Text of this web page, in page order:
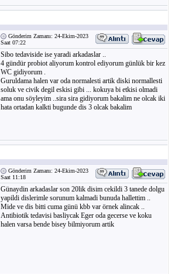
Gönderim Zamanı: 24-Ekim-2023
Saat 07:22
Sibo tedaviside ise yaradi arkadaslar ..
4 gündür probiot aliyorum kontrol ediyorum günlük bir kez
WC gidiyorum .
Guruldama halen var oda normalesti artik diski normallesti
soluk ve civik degil eskisi gibi ... kokuya bi etkisi olmadi
ama onu söyleyim ..sira sira gidiyorum bakalim ne olcak iki
hata ortadan kalkti bugunde dis 3 olcak bakalim
Gönderim Zamanı: 24-Ekim-2023
Saat 11:18
Günaydin arkadaslar son 20lik disim cekildi 3 tanede dolgu
yapildi dislerimle sorunum kalmadi bunuda hallettim ..
Mide ve dis bitti cuma günü kbb var örnek alincak ..
Antibiotik tedavisi basliycak Eger oda gecerse ve koku
halen varsa bende bisey bilmiyorum artik